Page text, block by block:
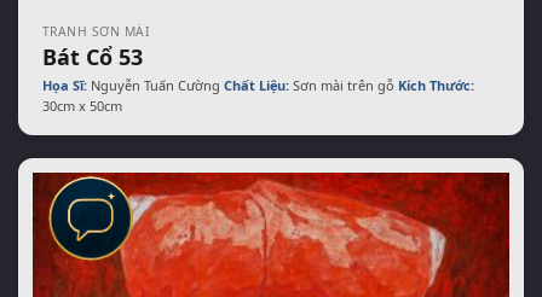
TRANH SƠN MÀI
Bát Cổ 53
Họa Sĩ:Nguyễn Tuấn Cường Chất Liệu:Sơn mài trên gỗ Kích Thước:
30cm x 50cm